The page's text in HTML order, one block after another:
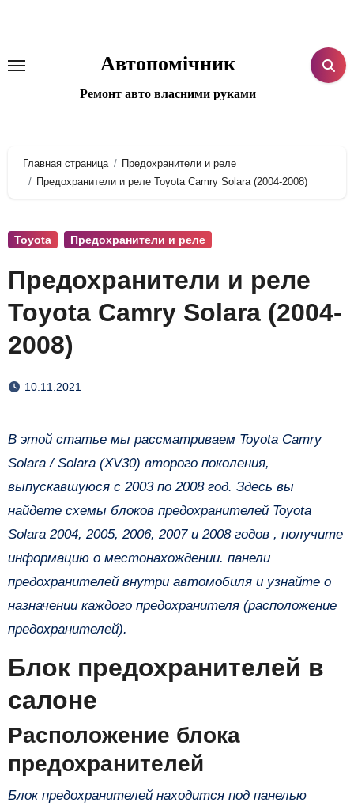
Автопомічник
Ремонт авто власними руками
Главная страница
Предохранители и реле
Предохранители и реле Toyota Camry Solara (2004-2008)
Toyota Предохранители и реле
Предохранители и реле
Toyota Camry Solara (2004-
2008)
10.11.2021
В этой статье мы рассматриваем Toyota Camry
Solara / Solara (XV30) второго поколения,
выпускавшуюся с 2003 по 2008 год. Здесь вы
найдете схемы блоков предохранителей Toyota
Solara 2004, 2005, 2006, 2007 и 2008 годов , получите
информацию о местонахождении. панели
предохранителей внутри автомобиля и узнайте о
назначении каждого предохранителя (расположение
предохранителей).
Блок предохранителей в
салоне
Расположение блока
предохранителей
Блок предохранителей находится под панелью